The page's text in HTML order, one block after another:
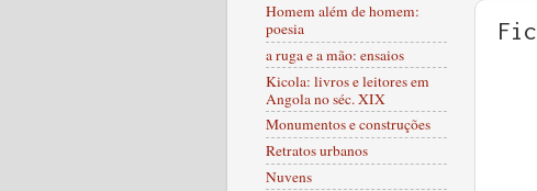
Homem além de homem:
poesia
a ruga e a mão: ensaios
Kicola: livros e leitores em
Angola no séc. XIX
Monumentos e construções
Retratos urbanos
Nuvens